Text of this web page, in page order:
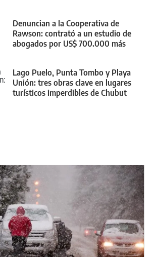
Denuncian a la Cooperativa de
Rawson: contrató a un estudio de
abogados por US$ 700.000 más
Lago Puelo, Punta Tombo y Playa
Unión: tres obras clave en lugares
turísticos imperdibles de Chubut